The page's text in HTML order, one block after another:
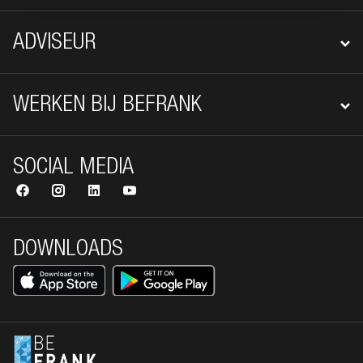
ADVISEUR
WERKEN BIJ BEFRANK
DOWNLOADS
SOCIAL MEDIA